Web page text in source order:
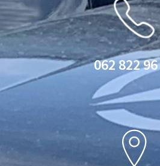
062 822